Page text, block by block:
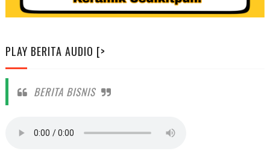
PLAY BERITA AUDIO [>
BERITA BISNIS